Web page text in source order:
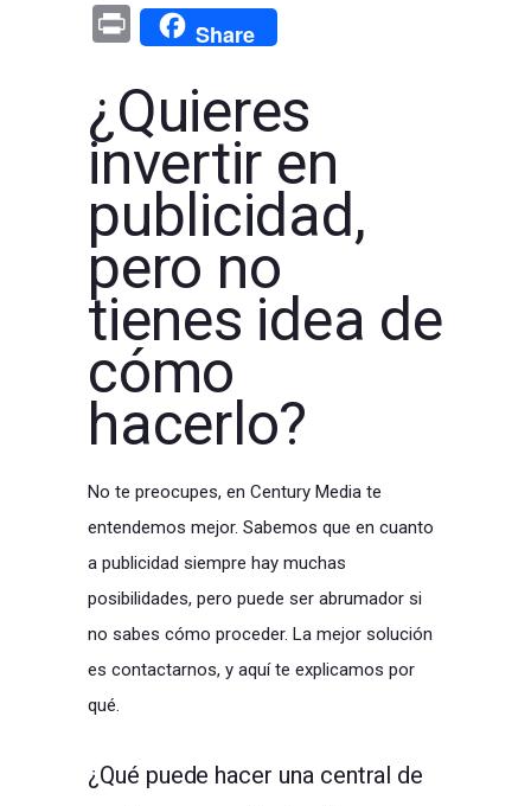
Pr
in
t
Share
¿Quieres
invertir en
publicidad,
pero no
tienes idea de
cómo
hacerlo?
No te preocupes, en Century Media te
entendemos mejor. Sabemos que en cuanto
a publicidad siempre hay muchas
posibilidades, pero puede ser abrumador si
no sabes cómo proceder. La mejor solución
es contactarnos, y aquí te explicamos por
qué.
¿Qué puede hacer una central de